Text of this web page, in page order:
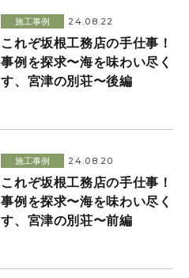
施工事例 24.08.22
これぞ坂根工務店の手仕事！
事例を探求〜海を味わい尽く
す、宮津の別荘〜後編
施工事例 24.08.20
これぞ坂根工務店の手仕事！
事例を探求〜海を味わい尽く
す、宮津の別荘〜前編